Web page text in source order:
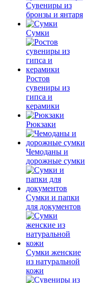
Сувениры из
бронзы и янтаря
Сумки
Ростов
сувениры из
гипса и
керамики
Рюкзаки
Чемоданы и
дорожные сумки
Сумки и папки
для документов
Сумки женские
из натуральной
кожи